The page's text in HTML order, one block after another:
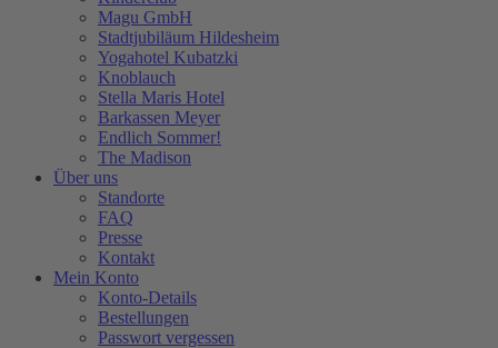
Magu GmbH
Stadtjubiläum Hildesheim
Yogahotel Kubatzki
Knoblauch
Stella Maris Hotel
Barkassen Meyer
Endlich Sommer!
The Madison
Über uns
Standorte
FAQ
Presse
Kontakt
Mein Konto
Konto-Details
Bestellungen
Passwort vergessen